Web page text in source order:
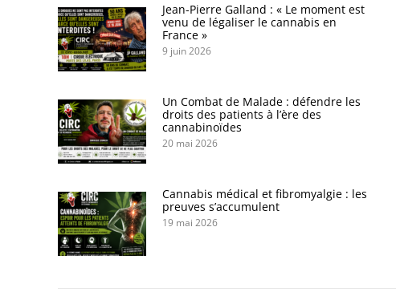
Jean-Pierre Galland : « Le moment est
venu de légaliser le cannabis en
France »
9 juin 2026
Un Combat de Malade : défendre les
droits des patients à l’ère des
cannabinoïdes
20 mai 2026
Cannabis médical et fibromyalgie : les
preuves s’accumulent
19 mai 2026